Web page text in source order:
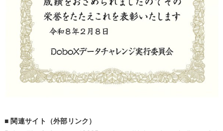
■ 関連サイト（外部リンク）